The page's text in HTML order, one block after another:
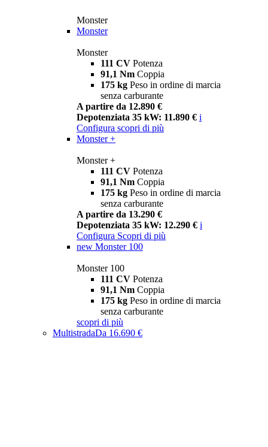
Monster
Monster
Monster
111 CV Potenza
91,1 Nm Coppia
175 kg Peso in ordine di marcia
senza carburante
A partire da 12.890 €
Depotenziata 35 kW: 11.890 € i
Configura scopri di più
Monster +
Monster +
111 CV Potenza
91,1 Nm Coppia
175 kg Peso in ordine di marcia
senza carburante
A partire da 13.290 €
Depotenziata 35 kW: 12.290 € i
Configura Scopri di più
new Monster 100
Monster 100
111 CV Potenza
91,1 Nm Coppia
175 kg Peso in ordine di marcia
senza carburante
scopri di più
MultistradaDa 16.690 €